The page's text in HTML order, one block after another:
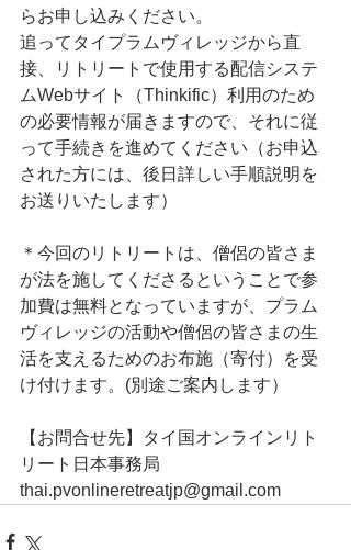
らお申し込みください。
追ってタイプラムヴィレッジから直
接、リトリートで使用する配信システ
ムWebサイト（Thinkific）利用のため
の必要情報が届きますので、それに従
って手続きを進めてください（お申込
された方には、後日詳しい手順説明を
お送りいたします）
＊今回のリトリートは、僧侶の皆さま
が法を施してくださるということで参
加費は無料となっていますが、プラム
ヴィレッジの活動や僧侶の皆さまの生
活を支えるためのお布施（寄付）を受
け付けます。(別途ご案内します）
【お問合せ先】タイ国オンラインリト
リート日本事務局
thai.pvonlineretreatjp@gmail.com